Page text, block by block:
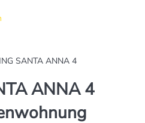
SANTA ANNA 4
ANNA 4